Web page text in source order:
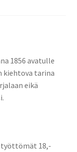
1856 avatulle
kiehtova tarina
eikä
työttömät 18,-